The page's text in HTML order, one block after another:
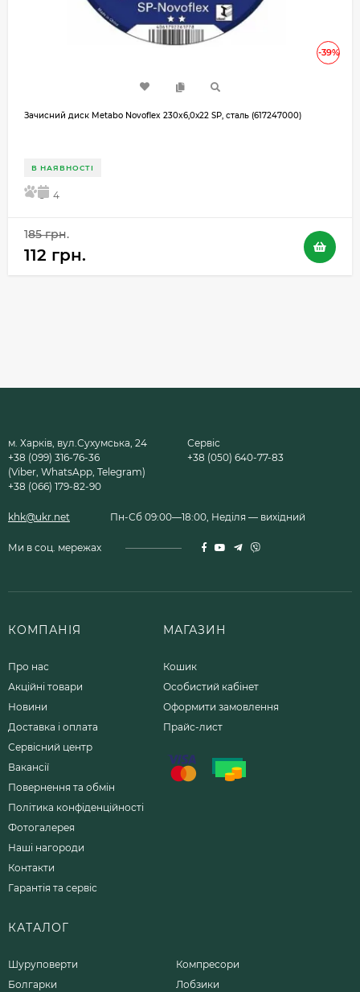
-39%
Зачисний диск Metabo Novoflex 230x6,0х22 SP, сталь (617247000)
В НАЯВНОСТІ
5 4
185 грн.
112 грн.
м. Харків, вул.Сухумська, 24
+38 (099) 316-76-36
(Viber, WhatsApp, Telegram)
+38 (066) 179-82-90
Сервіс
+38 (050) 640-77-83
khk@ukr.net Пн-Сб 09:00—18:00, Неділя — вихідний
Ми в соц. мережах
КОМПАНІЯ
Про нас
Акційні товари
Новини
Доставка і оплата
Сервісний центр
Вакансії
Повернення та обмін
Політика конфіденційності
Фотогалерея
Наші нагороди
Контакти
Гарантія та сервіс
МАГАЗИН
Кошик
Особистий кабінет
Оформити замовлення
Прайс-лист
КАТАЛОГ
Шуруповерти
Болгарки
Компресори
Лобзики